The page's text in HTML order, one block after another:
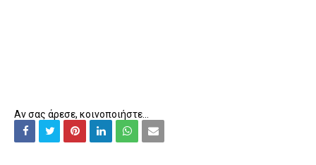
Αν σας άρεσε, κοινοποιήστε...